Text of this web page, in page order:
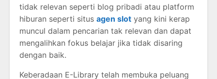
tidak relevan seperti blog pribadi atau platform
hiburan seperti situs agen slot yang kini kerap
muncul dalam pencarian tak relevan dan dapat
mengalihkan fokus belajar jika tidak disaring
dengan baik.
Keberadaan E-Library telah membuka peluang